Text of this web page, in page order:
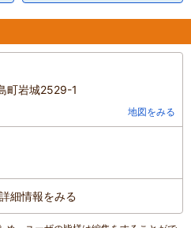
町岩城2529-1
地図をみる
細情報をみる